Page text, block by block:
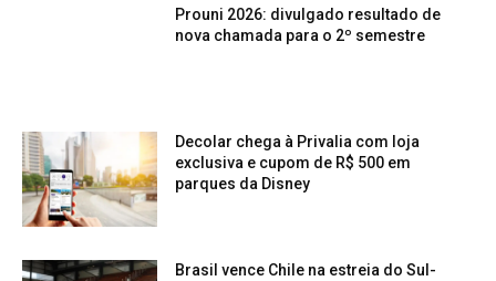
Prouni 2026: divulgado resultado de
nova chamada para o 2º semestre
Decolar chega à Privalia com loja
exclusiva e cupom de R$ 500 em
parques da Disney
Brasil vence Chile na estreia do Sul-